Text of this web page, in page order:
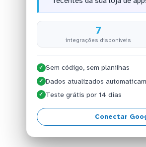
7
integrações disponíveis
✓ Sem código, sem planilhas
✓ Dados atualizados
✓ Teste grátis por 14 dias
Conectar